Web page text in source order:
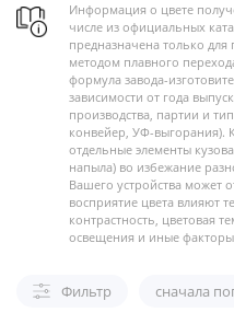
Информация о цвете
числе из официальных
предназначена только
методом плавного
формула завода-
зависимости от года
производства, партии и
конвейер, УФ-выгорания).
отдельные элементы
напыла) во избежание
Вашего устройства может
восприятие цвета влияют
контрастность, цветовая
освещения и иные
Фильтр сначала